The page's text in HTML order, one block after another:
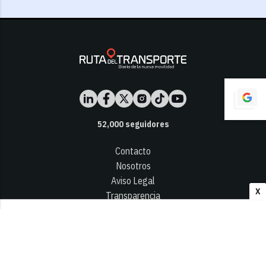
X
52,000seguidores
Contacto
Nosotros
Aviso Legal
Transparencia